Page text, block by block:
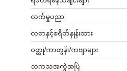
လက်မှုပညာ
လစာနှင့်စရိတ်နှုန်းထား
ဝတ္ထု/ကာတွန်း/ကဗျာများ
သကသအကွဲအပြဲ